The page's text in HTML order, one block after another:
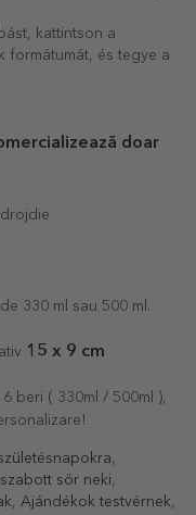
kattintson a
formátumát, és tegye a
doar
330 ml sau 500 ml.
1 5 x 9 cm
beri ( 330ml / 500ml ),
,
sör neki,
, Ajándékok testvérnek,